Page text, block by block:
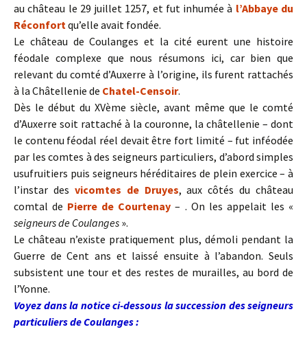
au château le 29 juillet 1257, et fut inhumée à l’Abbaye du
Réconfortqu’elle avait fondée.
Le château de Coulanges et la cité eurent une histoire
féodale complexe que nous résumons ici, car bien que
relevant du comté d’Auxerre à l’origine, ils furent rattachés
à la Châtellenie de Chatel-Censoir.
Dès le début du XVème siècle, avant même que le comté
d’Auxerre soit rattaché à la couronne, la châtellenie – dont
le contenu féodal réel devait être fort limité – fut inféodée
par les comtes à des seigneurs particuliers, d’abord simples
usufruitiers puis seigneurs héréditaires de plein exercice – à
l’instar des vicomtes de Druyes, aux côtés du château
comtal de Pierre de Courtenay – . On les appelait les «
seigneurs de Coulanges ».
Le château n’existe pratiquement plus, démoli pendant la
Guerre de Cent ans et laissé ensuite à l’abandon. Seuls
subsistent une tour et des restes de murailles, au bord de
l’Yonne.
Voyez dans la notice ci-dessous la succession des seigneurs
particuliers de Coulanges :